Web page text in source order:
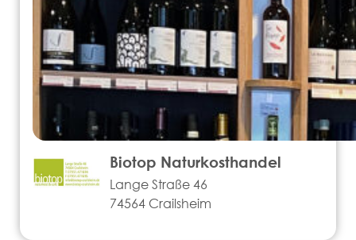
Biotop Naturkosthandel
Lange Straße 46
74564 Crailsheim